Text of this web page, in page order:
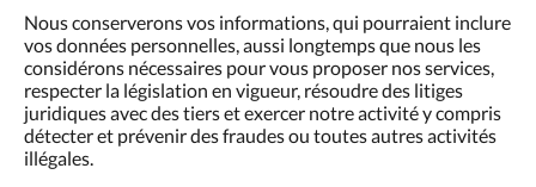
Nous conserverons vos informations, qui pourraient inclure
vos données personnelles, aussi longtemps que nous les
considérons nécessaires pour vous proposer nos services,
respecter la législation en vigueur, résoudre des litiges
juridiques avec des tiers et exercer notre activité y compris
détecter et prévenir des fraudes ou toutes autres activités
illégales.